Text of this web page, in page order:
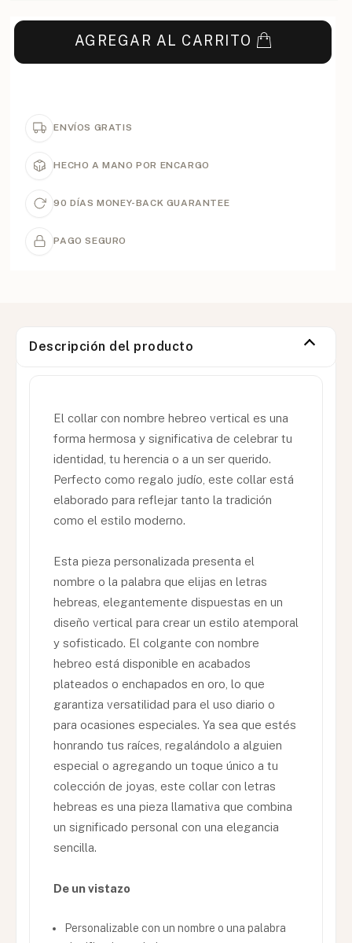
AGREGAR AL CARRITO
ENVÍOS GRATIS
HECHO A MANO POR ENCARGO
90 DÍAS MONEY-BACK GUARANTEE
PAGO SEGURO
Descripción del producto
El collar con nombre hebreo vertical es una
forma hermosa y significativa de celebrar tu
identidad, tu herencia o a un ser querido.
Perfecto como regalo judío, este collar está
elaborado para reflejar tanto la tradición
como el estilo moderno.
Esta pieza personalizada presenta el
nombre o la palabra que elijas en letras
hebreas, elegantemente dispuestas en un
diseño vertical para crear un estilo atemporal
y sofisticado. El colgante con nombre
hebreo está disponible en acabados
plateados o enchapados en oro, lo que
garantiza versatilidad para el uso diario o
para ocasiones especiales. Ya sea que estés
honrando tus raíces, regalándolo a alguien
especial o agregando un toque único a tu
colección de joyas, este collar con letras
hebreas es una pieza llamativa que combina
un significado personal con una elegancia
sencilla.
De un vistazo
Personalizable con un nombre o una palabra